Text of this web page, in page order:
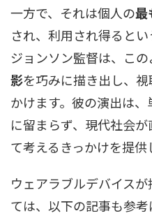
一方で、それは個人の最
され、利用され得るとい
ジョンソン監督は、こ
影を巧みに描き出し、視
かけます。彼の演出は
に留まらず、現代社会が
て考えるきっかけを提供
ウェアラブルデバイス
ては、以下の記事も参考